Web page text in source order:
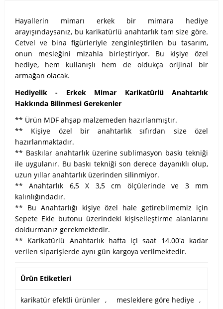
Hayallerin mimarı erkek bir mimara hediye
arayışındaysanız, bu karikatürlü anahtarlık tam size göre.
Cetvel ve bina figürleriyle zenginleştirilen bu tasarım,
onun mesleğini mizahla birleştiriyor. Bu kişiye özel
hediye, hem kullanışlı hem de oldukça orijinal bir
armağan olacak.
Hediyelik - Erkek Mimar Karikatürlü Anahtarlık
Hakkında Bilinmesi Gerekenler
** Ürün MDF ahşap malzemeden hazırlanmıştır.
** Kişiye özel bir anahtarlık sıfırdan size özel
hazırlanmaktadır.
** Baskılar anahtarlık üzerine sublimasyon baskı tekniği
ile uygulanır. Bu baskı tekniği son derece dayanıklı olup,
uzun yıllar anahtarlık üzerinden silinmiyor.
** Anahtarlık 6,5 X 3,5 cm ölçülerinde ve 3 mm
kalınlığındadır.
** Bu Anahtarlığı kişiye özel hale getirebilmemiz için
Sepete Ekle butonu üzerindeki kişiselleştirme alanlarını
doldurmanız gerekmektedir.
** Karikatürlü Anahtarlık hafta içi saat 14.00'a kadar
verilen siparişlerde aynı gün kargoya verilmektedir.
Ürün Etiketleri
karikatür efektli ürünler , mesleklere göre hediye ,